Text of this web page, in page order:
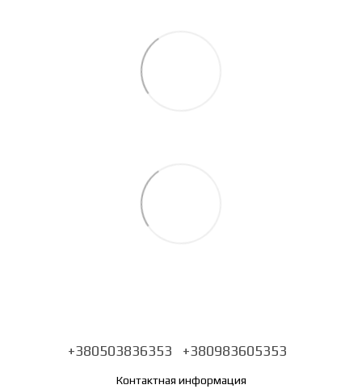
+380503836353 +380983605353
Контактная информация